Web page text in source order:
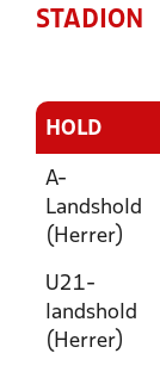
STADION
HOLD
A-
Landshold
(Herrer)
U21-
landshold
(Herrer)